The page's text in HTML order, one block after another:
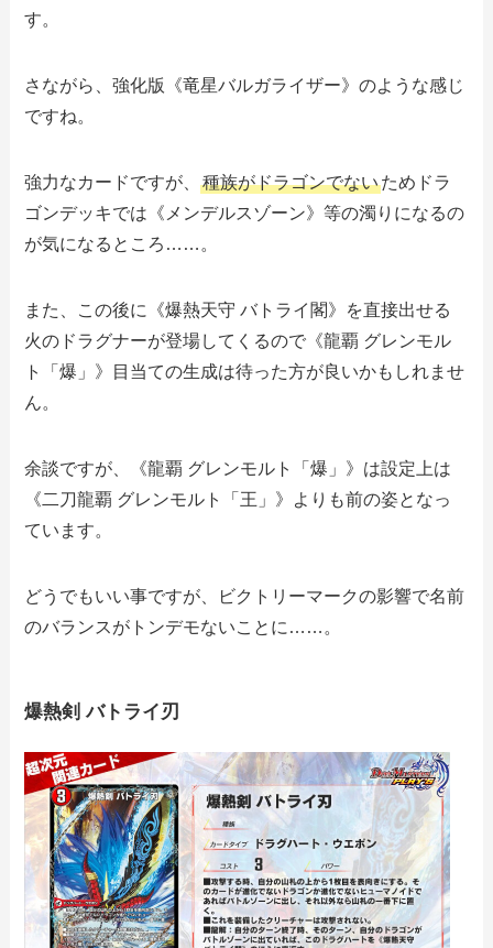
す。
さながら、強化版《竜星バルガライザー》のような感じ
ですね。
強力なカードですが、種族がドラゴンでないためドラ
ゴンデッキでは《メンデルスゾーン》等の濁りになるの
が気になるところ……。
また、この後に《爆熱天守 バトライ閣》を直接出せる
火のドラグナーが登場してくるので《龍覇 グレンモル
ト「爆」》目当ての生成は待った方が良いかもしれませ
ん。
余談ですが、《龍覇 グレンモルト「爆」》は設定上は
《二刀龍覇 グレンモルト「王」》よりも前の姿となっ
ています。
どうでもいい事ですが、ビクトリーマークの影響で名前
のバランスがトンデモないことに……。
爆熱剣 バトライ刃